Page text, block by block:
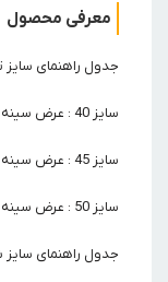
معرفی محصول
جدول راهنمای
سایز 40 : عرض سینه : 34 , عرض شکم : 36 , قد تیشرت : 41
سایز 45 : عرض سینه : 37 , عرض شکم : 37 , قد تیشرت : 44
سایز 50 : عرض سینه : 42 , عرض شکم : 43 , قد تیشرت : 50
جدول راهنمای سایز